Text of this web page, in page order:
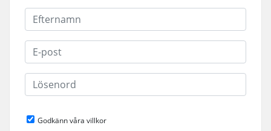
Godkänn våra villkor